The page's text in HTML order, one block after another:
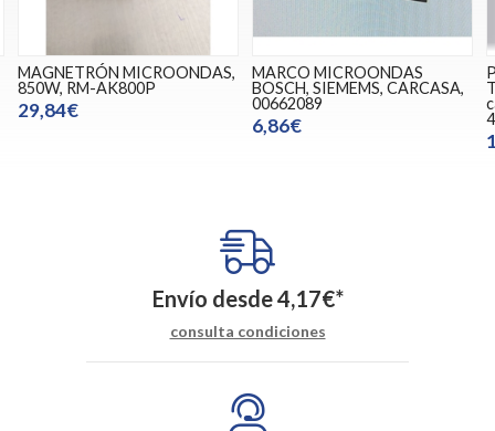
MAGNETRÓN MICROONDAS,
850W, RM-AK800P
29,84€
MARCO MICROONDAS
BOSCH, SIEMEMS, CARCASA,
00662089
6,86€
Envío desde4,17€*
consulta condiciones